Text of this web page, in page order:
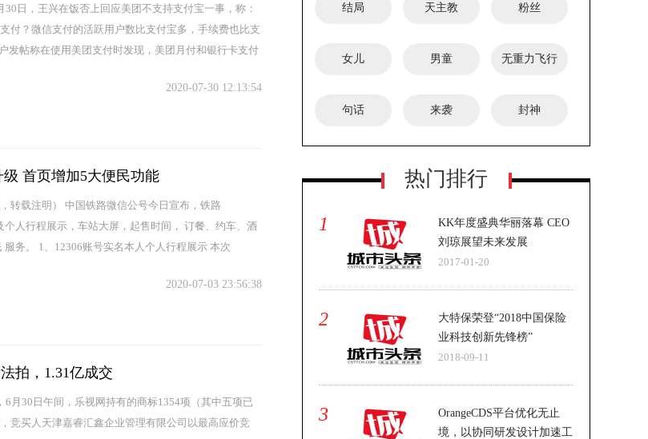
30日，王兴在饭否上回应美团不支持支付宝一事，称：
付？微信支付的活跃用户数比支付宝多，手续费也比支
发帖称在使用美团支付时发现，美团月付和银行卡支付
2020-07-30 12:13:54
级 首页增加5大便民功能
转载注明） 中国铁路微信公号今日宣布，铁路
个人行程展示，车站大屏，起售时间， 订餐、约车、酒
服务。 1、12306账号实名本人个人行程展示 本次
2020-07-03 23:56:38
拍，1.31亿成交
6月30日午间，乐视网持有的商标1354项（其中五项已
竞买人天津嘉睿汇鑫企业管理有限公司以最高应价竞
结局 天主教 粉丝
女儿 男童 无重力飞行
句话
来袭 封神
热门排行
1
KK年度盛典华丽落幕 CEO
刘琼展望未来发展
2017-01-20
2
大特保荣登“2018中国保险
业科技创新先锋榜”
2018-09-11
3
OrangeCDS平台优化无止
境，以协同研发设计加速工